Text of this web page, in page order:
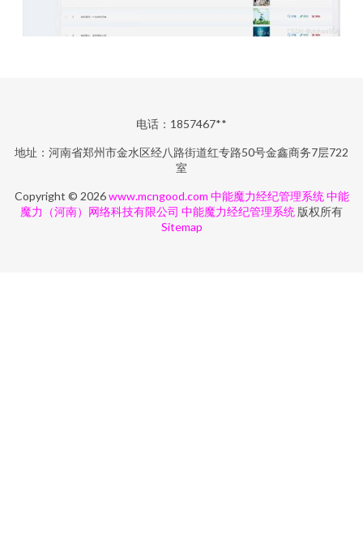
电话：1857467**
地址：河南省郑州市金水区经八路街道红专路50号金鑫商务7层722
室
Copyright © 2026www.mcngood.com 中能魔力经纪管理系统 中能
魔力（河南）网络科技有限公司 中能魔力经纪管理系统 版权所有
Sitemap